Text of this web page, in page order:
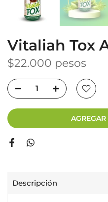
Vitaliah Tox
$22.000 pesos
Descripción